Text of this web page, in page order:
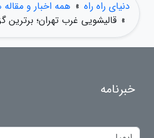
دنیای راه راه » همه اخبار و مقاله
» قالیشویی غرب تهران؛ برترین
خبرنامه